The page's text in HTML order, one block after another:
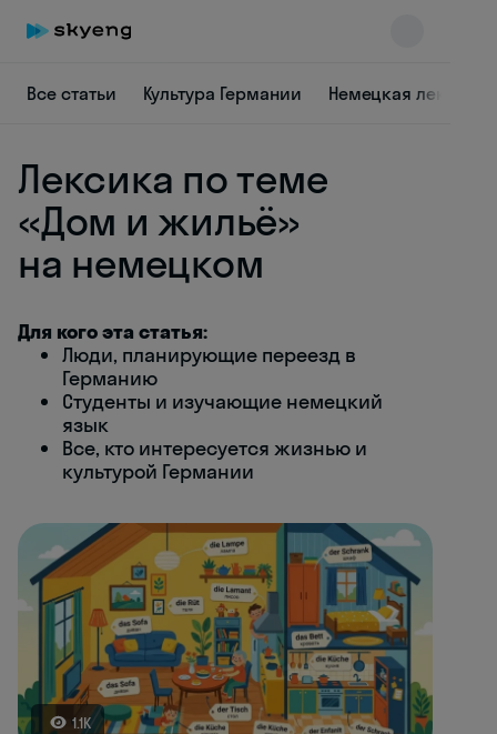
Все статьи Культура Германии Немецкая лексика
Лексика по теме
«Дом и жильё»
на немецком
Для кого эта статья:
Люди, планирующие переезд в
Германию
Студенты и изучающие немецкий
язык
Все, кто интересуется жизнью и
культурой Германии
1.1K